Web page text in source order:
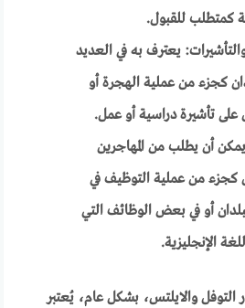
كمتطلب للقبول.
يعترف به في العديد
كجزء من عملية الهجرة أو
تأشيرة دراسية أو عمل.
أن يطلب من المهاجرين
كجزء من عملية التوظيف في
أو في بعض الوظائف التي
الإنجليزية.
التوفل والايلتس، بشكل عام، يُعتبر